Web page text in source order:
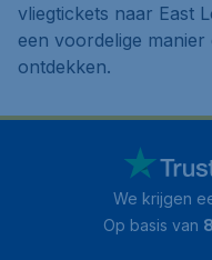
vliegtickets naar East
een voordelige
ontdekken.
We krijgen
Op basis van